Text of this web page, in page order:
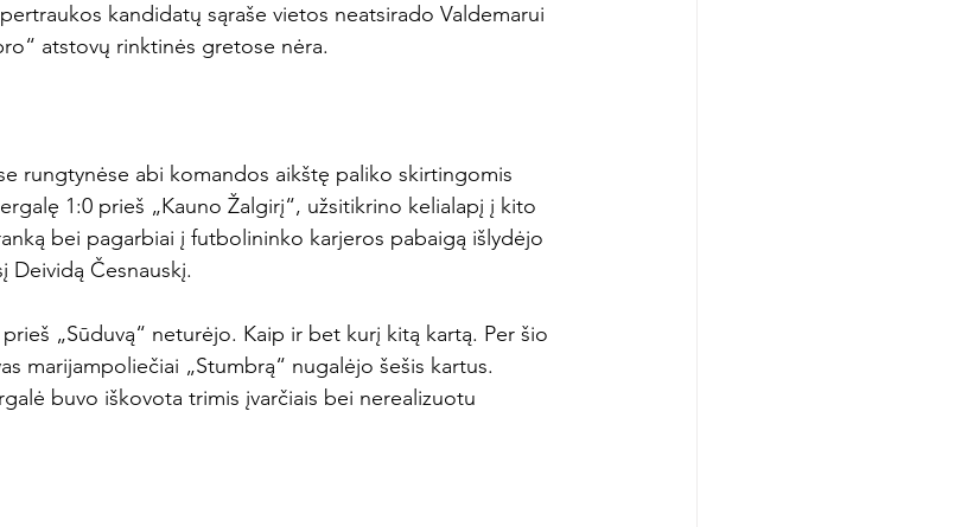
kandidatų sąraše vietos neatsirado Valdemarui
atstovų rinktinės gretose nėra.
rungtynėse abi komandos aikštę paliko skirtingomis
1:0 prieš „Kauno Žalgirį“, užsitikrino kelialapį į kito
bei pagarbiai į futbolininko karjeros pabaigą išlydėjo
Deividą Česnauskį.
„Sūduvą“ neturėjo. Kaip ir bet kurį kitą kartą. Per šio
marijampoliečiai „Stumbrą“ nugalėjo šešis kartus.
buvo iškovota trimis įvarčiais bei nerealizuotu